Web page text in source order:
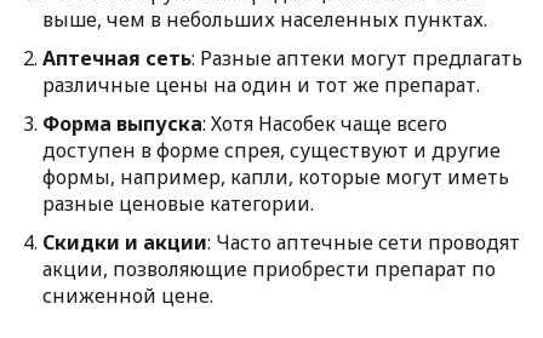
выше, чем в небольших населенных пунктах.
Аптечная сеть: Разные аптеки могут предлагать
различные цены на один и тот же препарат.
Форма выпуска: Хотя Насобек чаще всего
доступен в форме спрея, существуют и другие
формы, например, капли, которые могут иметь
разные ценовые категории.
Скидки и акции: Часто аптечные сети проводят
акции, позволяющие приобрести препарат по
сниженной цене.